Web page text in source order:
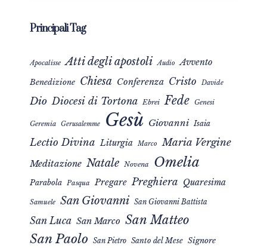
Principali Tag
Apocalisse Atti degli apostoli Audio Avvento
Benedizione Chiesa Conferenza Cristo Davide
Dio Diocesi di Tortona Ebrei Fede Genesi
Geremia Gerusalemme Gesù Giovanni Isaia
Lectio Divina Liturgia Marco Maria Vergine
Meditazione Natale Novena Omelia
Parabola Pasqua Pregare Preghiera Quaresima
Samuele San Giovanni San Giovanni Battista
San Luca San Marco San Matteo
San Paolo San Pietro Santo del Mese Signore